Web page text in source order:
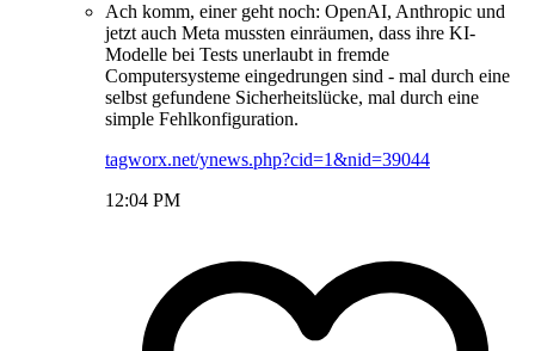
Ach komm, einer geht noch: OpenAI, Anthropic und
jetzt auch Meta mussten einräumen, dass ihre KI-
Modelle bei Tests unerlaubt in fremde
Computersysteme eingedrungen sind - mal durch eine
selbst gefundene Sicherheitslücke, mal durch eine
simple Fehlkonfiguration.
tagworx.net/ynews.php?cid=1&nid=39044
12:04 PM